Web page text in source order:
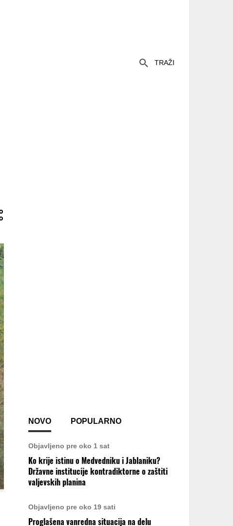
TRAŽI
NOVO POPULARNO
Objavljeno pre oko 1 sat
Ko krije istinu o Medvedniku i Jablaniku?
Državne institucije kontradiktorne o zaštiti
valjevskih planina
Objavljeno pre oko 19 sati
Proglašena vanredna situacija na delu